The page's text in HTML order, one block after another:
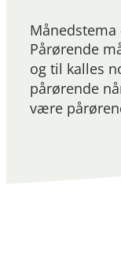
Pårørende
og til kalles
pårørende
være